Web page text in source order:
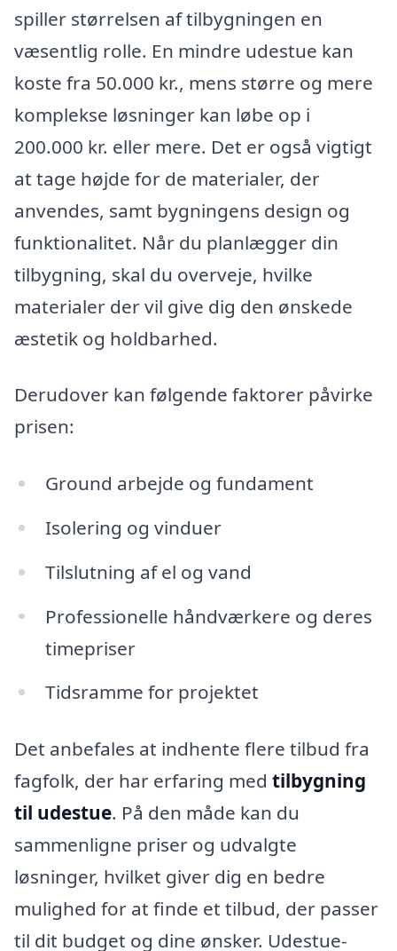
spiller størrelsen af tilbygningen en
væsentlig rolle. En mindre udestue kan
koste fra 50.000 kr., mens større og mere
komplekse løsninger kan løbe op i
200.000 kr. eller mere. Det er også vigtigt
at tage højde for de materialer, der
anvendes, samt bygningens design og
funktionalitet. Når du planlægger din
tilbygning, skal du overveje, hvilke
materialer der vil give dig den ønskede
æstetik og holdbarhed.
Derudover kan følgende faktorer påvirke
prisen:
Ground arbejde og fundament
Isolering og vinduer
Tilslutning af el og vand
Professionelle håndværkere og deres
timepriser
Tidsramme for projektet
Det anbefales at indhente flere tilbud fra
fagfolk, der har erfaring med tilbygning
til udestue. På den måde kan du
sammenligne priser og udvalgte
løsninger, hvilket giver dig en bedre
mulighed for at finde et tilbud, der passer
til dit budget og dine ønsker. Udestue-